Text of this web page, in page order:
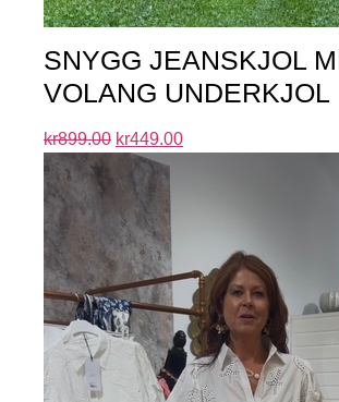
SNYGG JEANSKJOL
VOLANG UNDERKJOL
kr899.00 kr449.00